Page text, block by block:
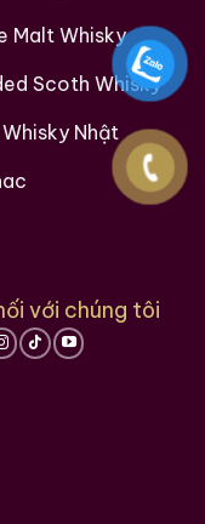
4.250.000₫
Zalo Hotline
về rượu ngoại:
Cho dù bạn
nhỏ.
kinh nghiệm và
năm trong lĩnh vực
cách thưởng thức
Malt Whisky
Scoth Whisky
Whisky Nhật
với chúng tôi